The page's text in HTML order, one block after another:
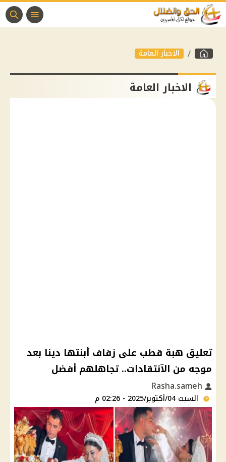
الاخبار العامة
الاخبار العامة
تعليق هبة قطب على زفاف أبنتها دينا بعد
موجه من الآنتقادات.. تجاهلهم أفضل
السبت 04/أكتوبر/2025 - 02:26 م